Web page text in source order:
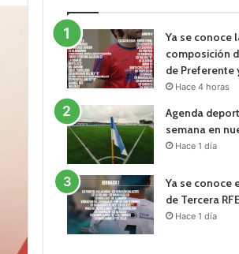
Ya se conoce
composición
de Preferente
Hace 4 horas
Agenda
semana en
Hace 1 día
Ya se conoce
de Tercera
Hace 1 día